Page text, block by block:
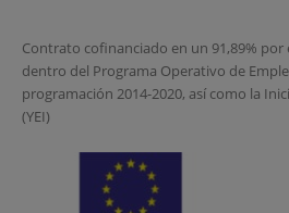
Contrato cofinanciado en un 91,89% por
dentro del Programa Operativo de
programación 2014-2020, así como la
(YEI)